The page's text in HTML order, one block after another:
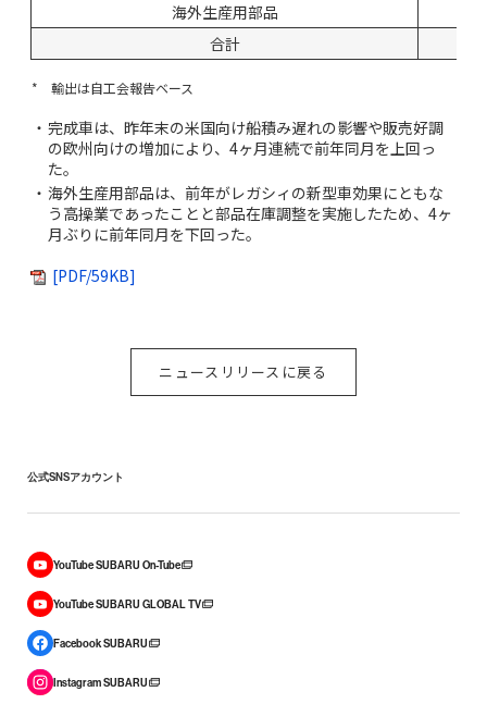
海外生産用部品
合計
* 輸出は自工会報告ベース
・ 完成車は、昨年末の米国向け船積み遅れの影響や販売好調
の欧州向けの増加により、4ヶ月連続で前年同月を上回っ
た。
・ 海外生産用部品は、前年がレガシィの新型車効果にともな
う高操業であったことと部品在庫調整を実施したため、4ヶ
月ぶりに前年同月を下回った。
[PDF/59KB]
ニュースリリースに戻る
公式SNSアカウント
YouTube SUBARU On-Tube
YouTube SUBARU GLOBAL TV
Facebook SUBARU
Instagram SUBARU